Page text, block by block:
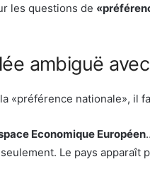
les questions de
ambiguë
«préférence nationale», il
Economique Européen
seulement. Le pays apparaît